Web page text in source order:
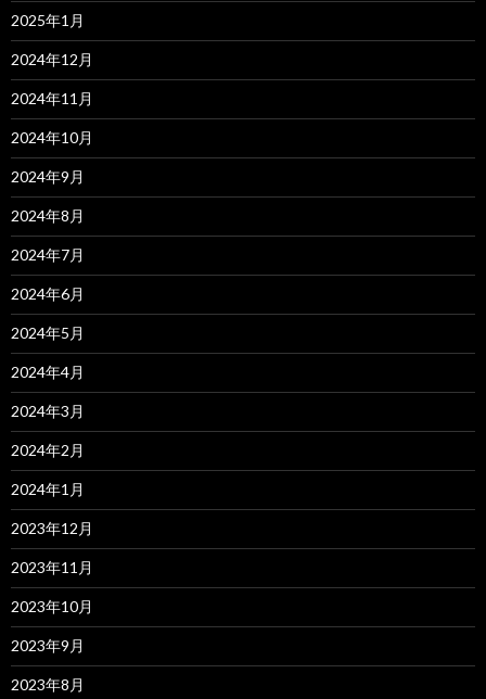
2025年1月
2024年12月
2024年11月
2024年10月
2024年9月
2024年8月
2024年7月
2024年6月
2024年5月
2024年4月
2024年3月
2024年2月
2024年1月
2023年12月
2023年11月
2023年10月
2023年9月
2023年8月